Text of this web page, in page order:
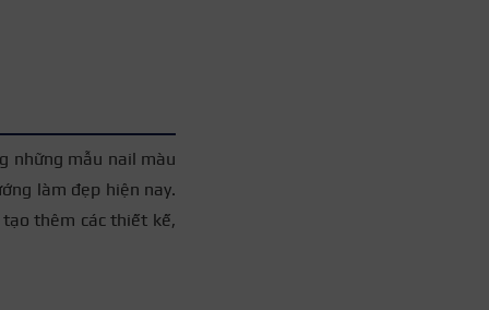
những mẫu nail màu
làm đẹp hiện nay.
thêm các thiết kế,